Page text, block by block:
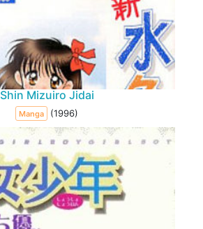
Shin Mizuiro Jidai
Manga (1996)